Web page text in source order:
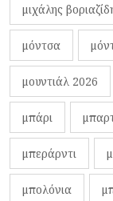
μιχάλης
μόντσα
μουντιάλ 2026
μπάρι
μπεράρντι
μπολόνια